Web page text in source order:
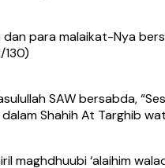
dan para malaikat-Nya
SAW bersabda,
Shahih At Targhib
maghdhuubi ‘alaihim